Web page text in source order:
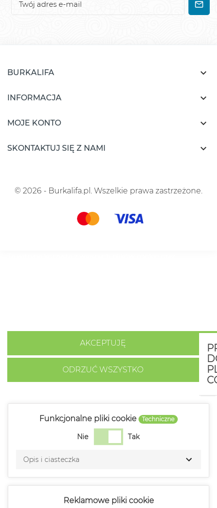
BURKALIFA 
INFORMACJA 
MOJE KONTO 
SKONTAKTUJ SIĘ Z NAMI 
© 2026 - Burkalifa.pl. Wszelkie prawa zastrzeżone.
ODRZUĆ WSZYSTKO
AKCEPTUJĘ
Funkcjonalne pliki cookie Techniczne
Nie Tak
Opis i ciasteczka
Reklamowe pliki cookie